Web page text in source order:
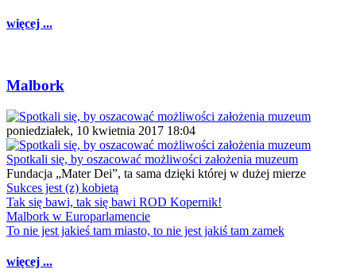
więcej ...
Malbork
poniedziałek, 10 kwietnia 2017 18:04
Spotkali się, by oszacować możliwości założenia muzeum
Fundacja „Mater Dei”, ta sama dzięki której w dużej mierze
Sukces jest (z) kobietą
Tak się bawi, tak się bawi ROD Kopernik!
Malbork w Europarlamencie
To nie jest jakieś tam miasto, to nie jest jakiś tam zamek
więcej ...